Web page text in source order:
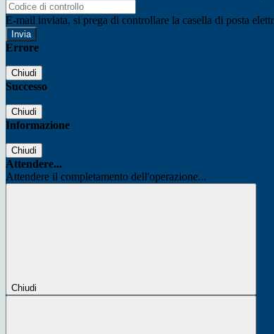
E-mail inviata, si prega di controllare la casella di posta
Errore
Chiudi
Successo
Chiudi
Informazione
Chiudi
Attendere...
Attendere il completamento dell'operazione...
Chiudi